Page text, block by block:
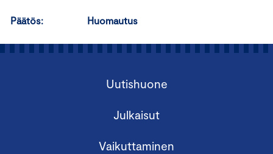
Päätös: Huomautus
Uutishuone
Julkaisut
Vaikuttaminen